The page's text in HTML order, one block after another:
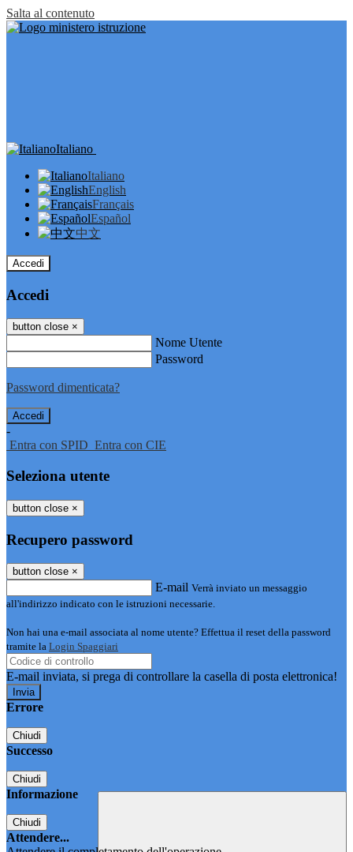
Salta al contenuto
Italiano
Italiano
English
Français
Español
中文
Accedi
Accedi
button close ×
Nome Utente
Password
Password dimenticata?
-
Entra con SPID Entra con CIE
Seleziona utente
button close ×
Recupero password
button close ×
E-mail Verrà inviato un messaggio
all'indirizzo indicato con le istruzioni necessarie.
Non hai una e-mail associata al nome utente? Effettua il reset della password
tramite la Login Spaggiari
E-mail inviata, si prega di controllare la casella di posta elettronica!
Errore
Chiudi
Successo
Chiudi
Informazione
Chiudi
Attendere...